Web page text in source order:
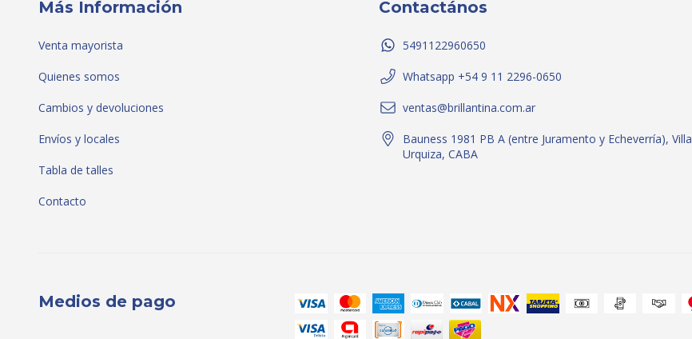
Más Información
Venta mayorista
Quienes somos
Cambios y devoluciones
Envíos y locales
Tabla de talles
Contacto
Contactános
5491122960650
Whatsapp +54 9 11 2296-0650
ventas@brillantina.com.ar
Bauness 1981 PB A (entre Juramento y Echeverría), Villa
Urquiza, CABA
Medios de pago